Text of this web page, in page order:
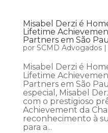
Misabel Derzi é
Lifetime
Partners em São
por SCMD Advogados|
Misabel Derzi é
Lifetime
Partners em São
especial, Misabel
com o prestigioso
Achievement da
reconhecimento à
para a...